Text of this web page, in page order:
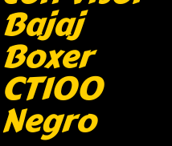
Bajaj
Boxer
CT100
Negro